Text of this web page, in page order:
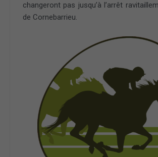
changeront pas jusqu’à l’arrêt
de Cornebarrieu.